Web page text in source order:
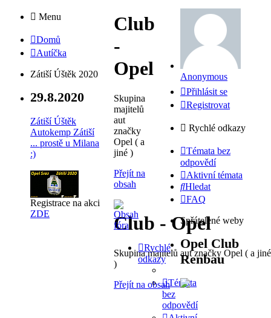
Menu
Domů
Autíčka
Zátiší Úštěk 2020
29.8.2020
Zátiší Úštěk
Autokemp Zátiší
... prostě u Milana
:)
Registrace na akci
ZDE
Club
-
Opel
Skupina
majitelů
aut
značky
Opel ( a
jiné )
Přejít na
obsah
Club - Opel
Skupina majitelů aut značky Opel ( a jiné
)
Přejít na obsah
Rychlé
odkazy
Témata
bez
odpovědí
Anonymous
Přihlásit se
Registrovat
Rychlé odkazy
Témata bez
odpovědí
Aktivní témata
Hledat
FAQ
Spřátelené weby
Opel Club
Renbau